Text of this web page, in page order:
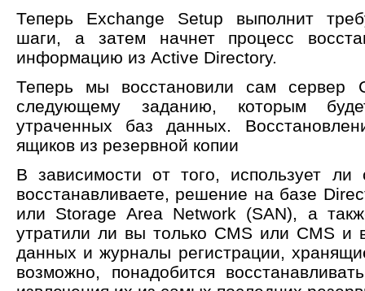
Теперь Exchange Setup выполнит
шаги, а затем начнет процесс
информацию из Active Directory.
Теперь мы восстановили сам
следующему заданию, которым
утраченных баз данных.
ящиков из резервной копии
В зависимости от того, использует
восстанавливаете, решение на базе
или Storage Аrea Network (SAN), а
утратили ли вы только CMS или CMS и
данных и журналы регистрации,
возможно, понадобится